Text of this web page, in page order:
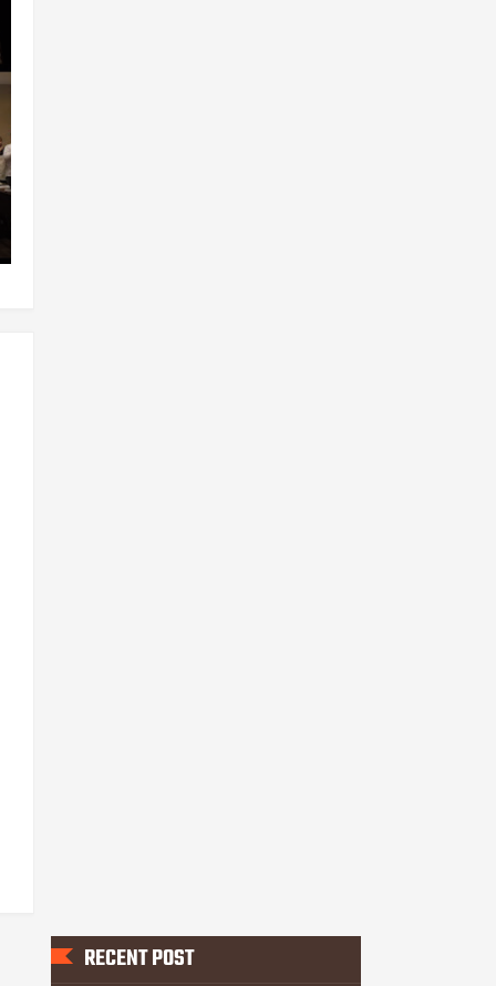
RECENT POST